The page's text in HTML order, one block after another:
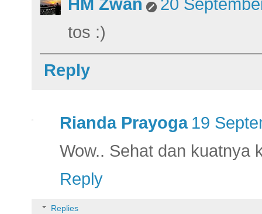
HM Zwan
20
tos :)
Reply
Rianda Prayoga 19
Wow.. Sehat dan kuatnya
Reply
Replies